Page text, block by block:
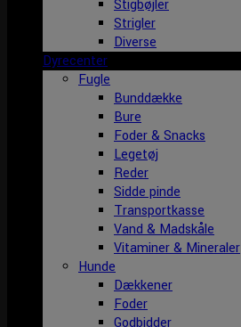
Stigbøjler
Strigler
Diverse
Dyrecenter
Fugle
Bunddække
Bure
Foder & Snacks
Legetøj
Reder
Sidde pinde
Transportkasse
Vand & Madskåle
Vitaminer & Mineraler
Hunde
Dækkener
Foder
Godbidder